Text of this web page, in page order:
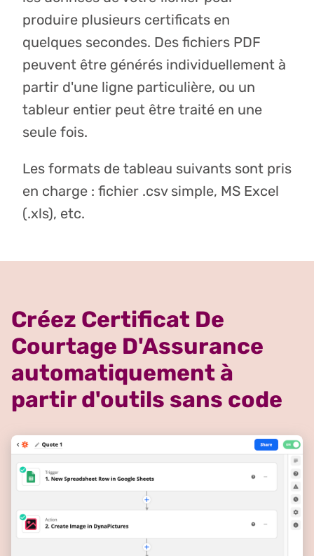
produire plusieurs certificats en
quelques secondes. Des fichiers PDF
peuvent être générés individuellement à
partir d'une ligne particulière, ou un
tableur entier peut être traité en une
seule fois.
Les formats de tableau suivants sont pris
en charge : fichier .csv simple, MS Excel
(.xls), etc.
Créez Certificat De
Courtage D'Assurance
automatiquement à
partir d'outils sans code